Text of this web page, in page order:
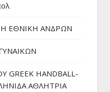
ΕΘΝΙΚΗ ΑΝΔΡΩΝ
HANDBALL-
ΑΘΛΗΤΡΙΑ